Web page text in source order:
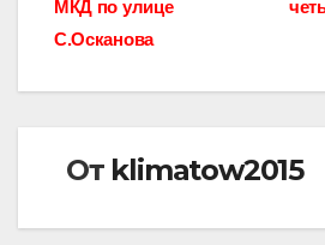
МКД по улице
С.Осканова
От klimatow2015